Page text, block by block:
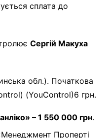
сплата до
Сергій Макуха
обл.). Початкова
(YouControl)6 грн.
– 1 550 000 грн.
Проперті